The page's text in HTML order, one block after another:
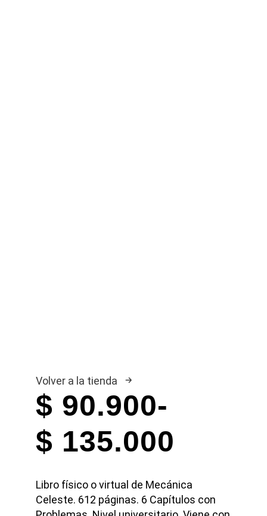
Volver a la tienda
$ 90.900-
$ 135.000
Rango
precios:
Libro físico o virtual de Mecánica
Celeste. 612 páginas. 6 Capítulos con